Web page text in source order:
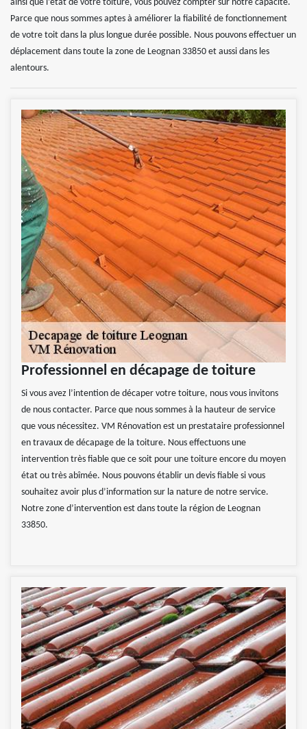
ainsi que l’état de votre toiture, vous pouvez compter sur notre capacité.
Parce que nous sommes aptes à améliorer la fiabilité de fonctionnement
de votre toit dans la plus longue durée possible. Nous pouvons effectuer un
déplacement dans toute la zone de Leognan 33850 et aussi dans les
alentours.
Professionnel en décapage de toiture
Si vous avez l’intention de décaper votre toiture, nous vous invitons
de nous contacter. Parce que nous sommes à la hauteur de service
que vous nécessitez. VM Rénovation est un prestataire professionnel
en travaux de décapage de la toiture. Nous effectuons une
intervention très fiable que ce soit pour une toiture encore du moyen
état ou très abîmée. Nous pouvons établir un devis fiable si vous
souhaitez avoir plus d’information sur la nature de notre service.
Notre zone d’intervention est dans toute la région de Leognan
33850.